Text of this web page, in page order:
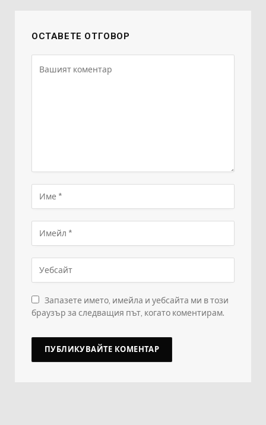
ОСТАВЕТЕ ОТГОВОР
Запазете името, имейла и уебсайта ми в този
браузър за следващия път, когато коментирам.